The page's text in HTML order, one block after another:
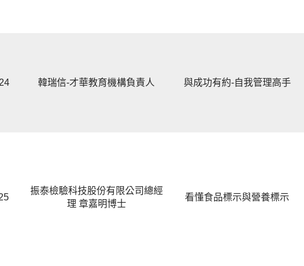
韓瑞信-才華教育機構負責人 與成功有約-自我管理高手
振泰檢驗科技股份有限公司總經
理 章嘉明博士
看懂食品標示與營養標示